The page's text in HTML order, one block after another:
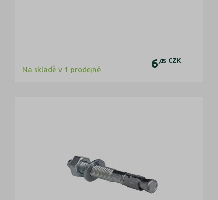
Na skladě v 1 prodejně 6 ,05 CZK